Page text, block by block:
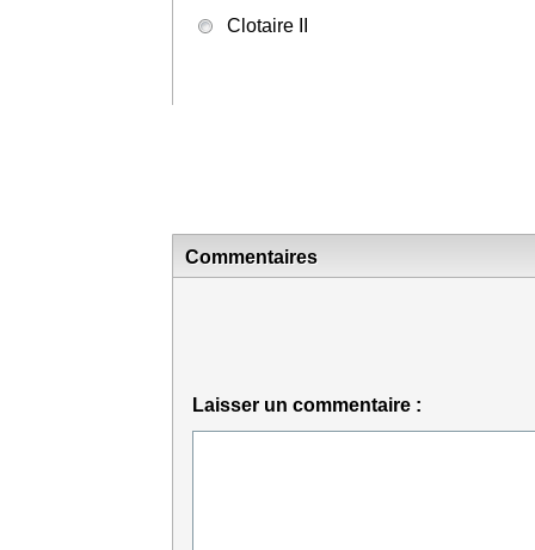
Clotaire II
Commentaires
Laisser un commentaire :